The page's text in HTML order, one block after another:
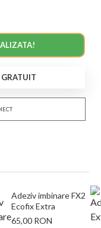
Adeziv imbinare FX210
Ecofix Extra
65,00 RON